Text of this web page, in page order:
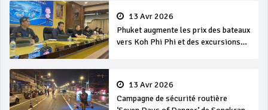
13 Avr 2026
Phuket augmente les prix des bateaux
vers Koh Phi Phi et des excursions
13 Avr 2026
Campagne de sécurité routière